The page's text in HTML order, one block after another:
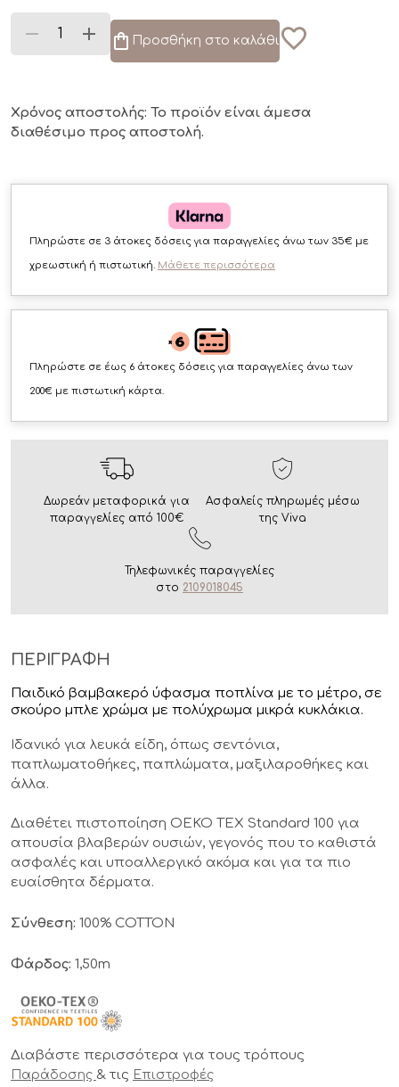
Προσθήκη στο καλάθι
Χρόνος αποστολής: Το προϊόν είναι άμεσα
διαθέσιμο προς αποστολή.
Πληρώστε σε 3 άτοκες δόσεις για παραγγελίες άνω των 35€ με
χρεωστική ή πιστωτική. Μάθετε περισσότερα
Πληρώστε σε έως 6 άτοκες δόσεις για παραγγελίες άνω των
200€ με πιστωτική κάρτα.
Δωρεάν μεταφορικά για
παραγγελίες από 100€
Ασφαλείς πληρωμές μέσω
της Viva
Τηλεφωνικές παραγγελίες
στο 2109018045
ΠΕΡΙΓΡΑΦΗ
Παιδικό βαμβακερό ύφασμα ποπλίνα με το μέτρο, σε
σκούρο μπλε χρώμα με πολύχρωμα μικρά κυκλάκια.
Ιδανικό για λευκά είδη, όπως σεντόνια,
παπλωματοθήκες, παπλώματα, μαξιλαροθήκες και
άλλα.
Διαθέτει πιστοποίηση OEKO TEX Standard 100 για
απουσία βλαβερών ουσιών, γεγονός που το καθιστά
ασφαλές και υποαλλεργικό ακόμα και για τα πιο
ευαίσθητα δέρματα.
Σύνθεση: 100% COTTON
Φάρδος: 1,50m
Διαβάστε περισσότερα για τους τρόπους
Παράδοσης & τις Επιστροφές